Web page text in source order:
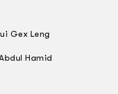
Gex Leng
Hamid